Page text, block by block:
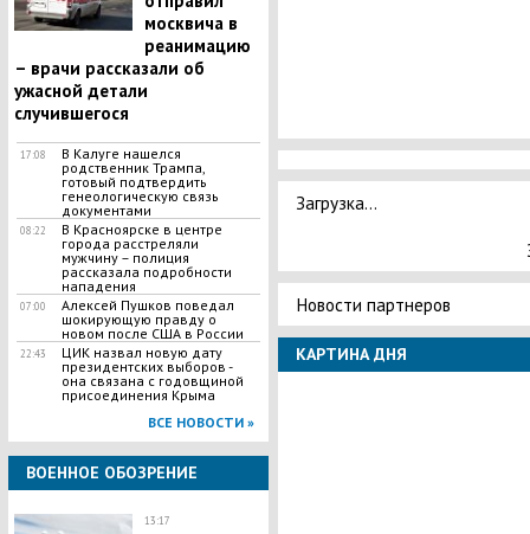
москвича в
реанимацию
– врачи рассказали об
ужасной детали
случившегося
17:08
В Калуге нашелся
родственник Трампа,
готовый подтвердить
генеологическую связь
документами
08:22
В Красноярске в центре
города расстреляли
мужчину – полиция
рассказала подробности
нападения
07:00
Алексей Пушков поведал
шокирующую правду о
новом после США в России
22:43
ЦИК назвал новую дату
президентских выборов -
она связана с годовщиной
присоединения Крыма
ВСЕ НОВОСТИ »
ВОЕННОЕ ОБОЗРЕНИЕ
13:17
Загрузка...
Новости партнеров
КАРТИНА ДНЯ